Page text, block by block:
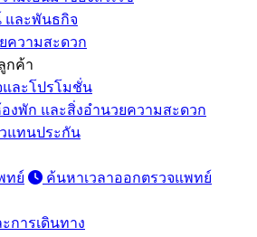
และพันธกิจ
ความสะดวก
กค้า
และโปรโมชั่น
งพัก และสิ่งอำนวยความสะดวก
แทนประกัน
ทย์
ค้นหาเวลาออกตรวจแพทย์
การเดินทาง